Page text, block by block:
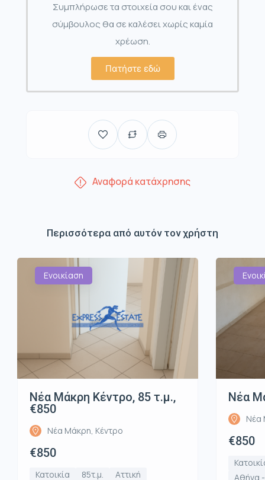
Συμπλήρωσε τα στοιχεία σου και ένας
σύμβουλος θα σε καλέσει χωρίς καμία
χρέωση.
Πατήστε εδώ
Αναφορά κατάχρησης
Περισσότερα από αυτόν τον χρήστη
Ενοικίαση
Νέα Μάκρη Κέντρο, 85 τ.μ.,
€850
Νέα Μάκρη, Κέντρο
€850
Κατοικία 85τ.μ. Αττική
Νέα
Νέα
€850
Αθήνα